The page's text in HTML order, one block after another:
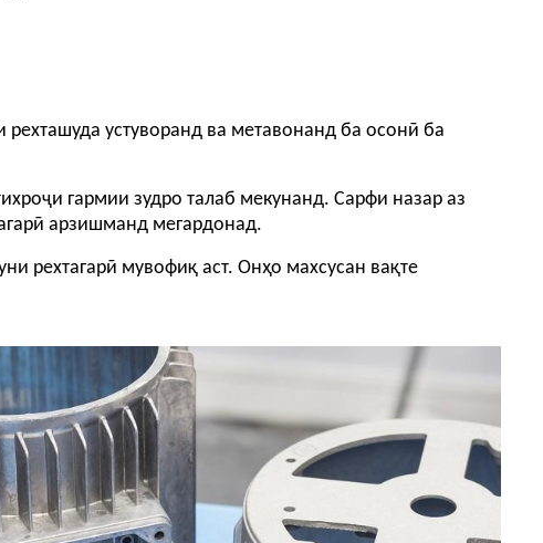
устуворанд ва метавонанд ба осонӣ ба
гармии зудро талаб мекунанд. Сарфи назар аз
арзишманд мегардонад.
рехтагарӣ мувофиқ аст. Онҳо махсусан вақте